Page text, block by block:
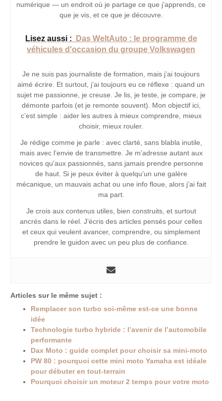
numérique — un endroit où je partage ce que j’apprends, ce
que je vis, et ce que je découvre.
Lisez aussi :
Das WeltAuto : le programme de
véhicules d'occasion du groupe Volkswagen
Je ne suis pas journaliste de formation, mais j’ai toujours
aimé écrire. Et surtout, j’ai toujours eu ce réflexe : quand un
sujet me passionne, je creuse. Je lis, je teste, je compare, je
démonte parfois (et je remonte souvent). Mon objectif ici,
c’est simple : aider les autres à mieux comprendre, mieux
choisir, mieux rouler.
Je rédige comme je parle : avec clarté, sans blabla inutile,
mais avec l’envie de transmettre. Je m’adresse autant aux
novices qu’aux passionnés, sans jamais prendre personne
de haut. Si je peux éviter à quelqu’un une galère
mécanique, un mauvais achat ou une info floue, alors j’ai fait
ma part.
Je crois aux contenus utiles, bien construits, et surtout
ancrés dans le réel. J’écris des articles pensés pour celles
et ceux qui veulent avancer, comprendre, ou simplement
prendre le guidon avec un peu plus de confiance.
Articles sur le même sujet :
Remplacer son turbo soi-même est-ce une bonne
idée
Technologie turbo hybride : l’avenir de l’automobile
performante
Dax Moto : guide complet pour choisir sa mini-moto
PW 80 : pourquoi cette mini moto Yamaha est idéale
pour débuter en tout-terrain
Pourquoi choisir un moteur 2 temps pour votre moto